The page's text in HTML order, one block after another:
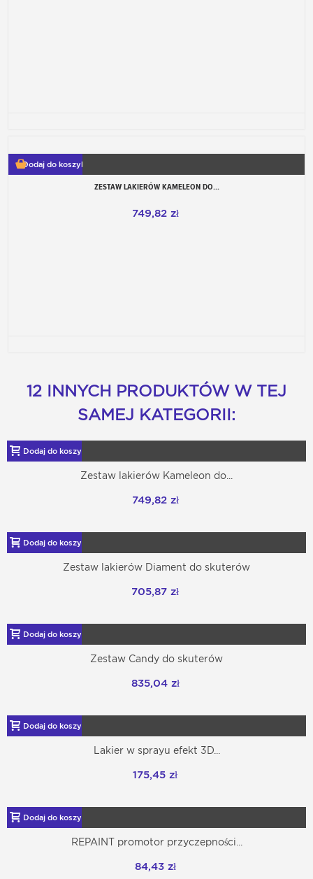
Dodaj do koszyka
ZESTAW LAKIERÓW KAMELEON DO...
749,82 zł
12 INNYCH PRODUKTÓW W TEJ
SAMEJ KATEGORII:
Dodaj do koszyka
Zestaw lakierów Kameleon do...
749,82 zł
Dodaj do koszyka
Zestaw lakierów Diament do skuterów
705,87 zł
Dodaj do koszyka
Zestaw Candy do skuterów
835,04 zł
Dodaj do koszyka
Lakier w sprayu efekt 3D...
175,45 zł
Dodaj do koszyka
REPAINT promotor przyczepności...
84,43 zł